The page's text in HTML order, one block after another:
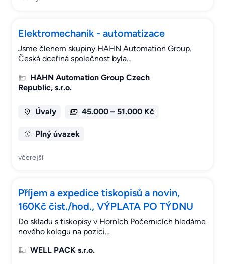
Elektromechanik - automatizace
Jsme členem skupiny HAHN Automation Group.
Česká dceřiná společnost byla…
HAHN Automation Group Czech
Republic, s.r.o.
Úvaly 45.000 – 51.000 Kč
Plný úvazek
včerejší
Příjem a expedice tiskopisů a novin,
160Kč čist./hod., VÝPLATA PO TÝDNU
Do skladu s tiskopisy v Horních Počernicích hledáme
nového kolegu na pozici…
WELL PACK s.r.o.